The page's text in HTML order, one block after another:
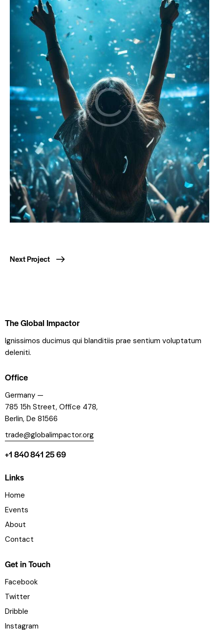
Next Project
The Global Impactor
Ignissimos ducimus qui blanditiis prae sentium voluptatum
deleniti.
Office
Germany —
785 15h Street, Office 478,
Berlin, De 81566
trade@globalimpactor.org
+1 840 841 25 69
Links
Home
Events
About
Contact
Get in Touch
Facebook
Twitter
Dribble
Instagram